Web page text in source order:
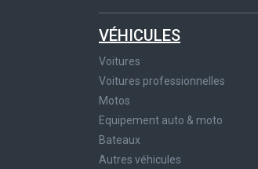
VÉHICULES
Voitures
Voitures professionnelles
Motos
Equipement auto & moto
Bateaux
Autres véhicules